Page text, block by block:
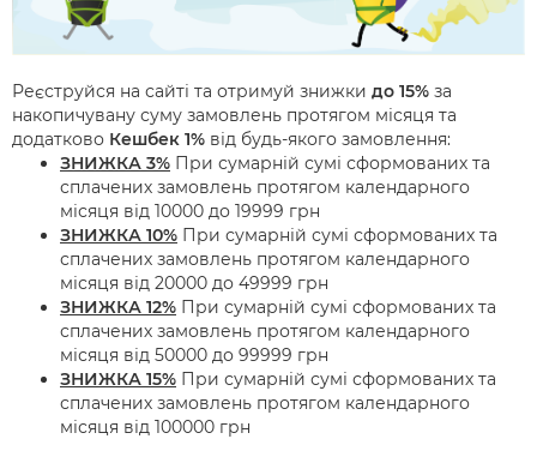
Реєструйся на сайті та отримуй знижки до 15% за
накопичувану суму замовлень протягом місяця та
додатково Кешбек 1% від будь-якого замовлення:
ЗНИЖКА 3% При сумарній сумі сформованих та
сплачених замовлень протягом календарного
місяця від 10000 до 19999 грн
ЗНИЖКА 10% При сумарній сумі сформованих та
сплачених замовлень протягом календарного
місяця від 20000 до 49999 грн
ЗНИЖКА 12% При сумарній сумі сформованих та
сплачених замовлень протягом календарного
місяця від 50000 до 99999 грн
ЗНИЖКА 15% При сумарній сумі сформованих та
сплачених замовлень протягом календарного
місяця від 100000 грн